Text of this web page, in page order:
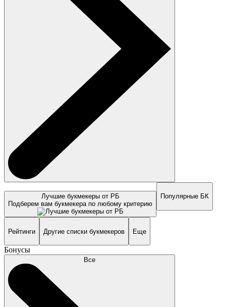
Лучшие букмекеры от РБ
Подберем вам букмекера по любому критерию
Популярные БК
Рейтинги Другие списки букмекеров Еще
Бонусы
Все